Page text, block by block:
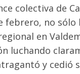
colectiva de
febrero, no
en
luchando
y cedió